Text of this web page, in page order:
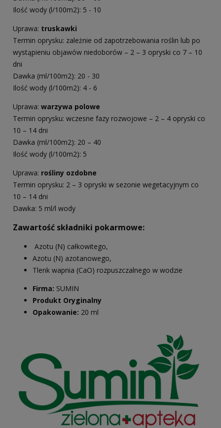
Ilość wody (l/100m2): 5 - 10
Uprawa: truskawki
Termin oprysku: zależnie od zapotrzebowania roślin lub po
wystąpieniu objawów niedoborów – 2 – 3 opryski co 7 – 10
dni
Dawka (ml/100m2): 20 - 30
Ilość wody (l/100m2): 4 - 6
Uprawa: warzywa polowe
Termin oprysku: wczesne fazy rozwojowe – 2 – 4 opryski co
10 – 14 dni
Dawka (ml/100m2): 20 – 40
Ilość wody (l/100m2): 5
Uprawa: rośliny ozdobne
Termin oprysku: 2 – 3 opryski w sezonie wegetacyjnym co
10 – 14 dni
Dawka: 5 ml/l wody
Zawartość składniki pokarmowe:
Azotu (N) całkowitego,
Azotu (N) azotanowego,
Tlenk wapnia (CaO) rozpuszczalnego w wodzie
Firma: SUMIN
Produkt Oryginalny
Opakowanie: 20 ml